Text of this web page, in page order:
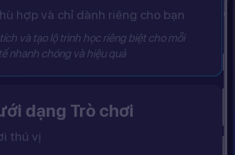
hợp và chỉ dành riêng cho bạn
và tạo lộ trình học riêng biệt cho mỗi
nhanh chóng và hiệu quả
dạng Trò chơi
thú vị